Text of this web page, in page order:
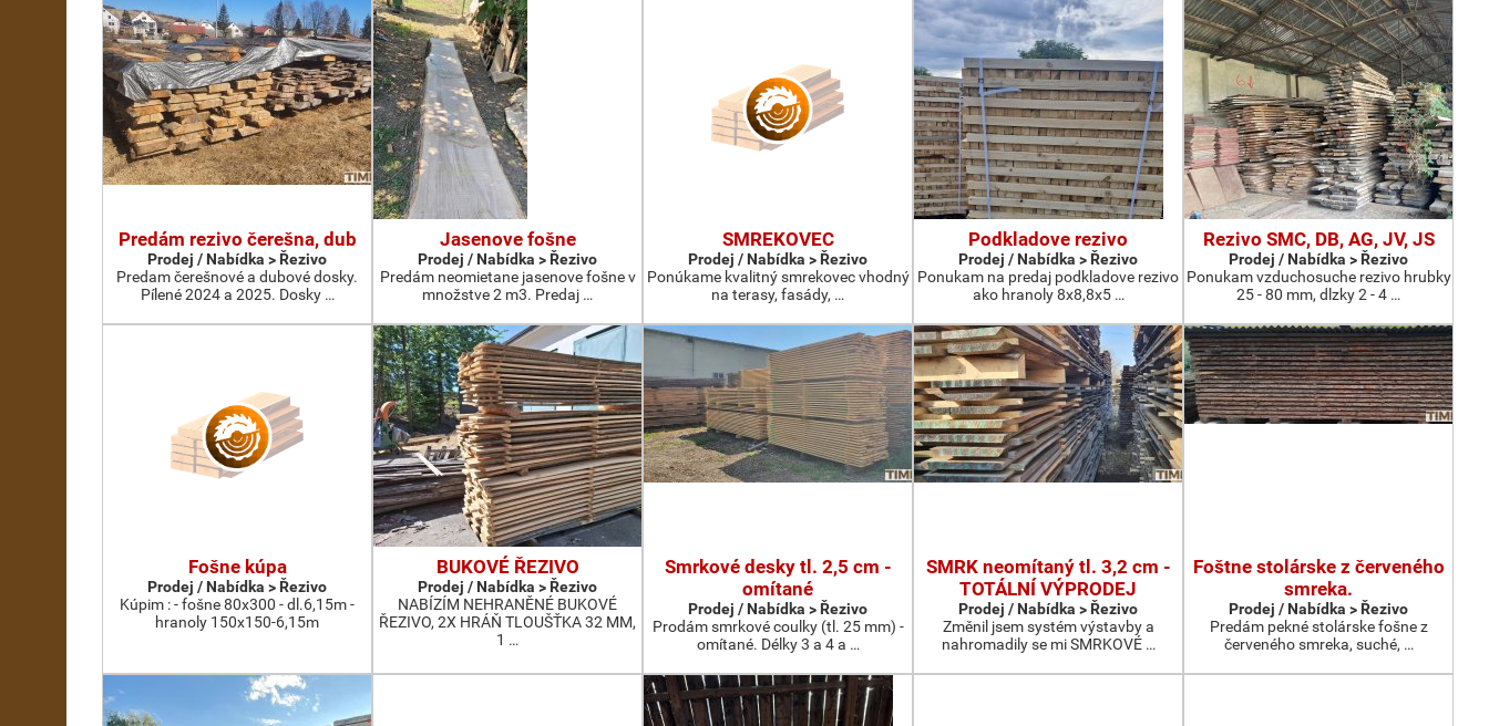
Predám rezivo čerešna, dub
Prodej / Nabídka > Řezivo
Predam čerešnové a dubové dosky.
Pílené 2024 a 2025. Dosky …
Jasenove fošne
Prodej / Nabídka > Řezivo
Predám neomietane jasenove fošne v
množstve 2 m3. Predaj …
SMREKOVEC
Prodej / Nabídka > Řezivo
Ponúkame kvalitný smrekovec vhodný
na terasy, fasády, …
Podkladove rezivo
Prodej / Nabídka > Řezivo
Ponukam na predaj podkladove rezivo
ako hranoly 8x8,8x5 …
Rezivo SMC, DB, AG, JV, JS
Prodej / Nabídka > Řezivo
Ponukam vzduchosuche rezivo hrubky
25 - 80 mm, dlzky 2 - 4 …
Fošne kúpa
Prodej / Nabídka > Řezivo
Kúpim : - fošne 80x300 - dl.6,15m -
hranoly 150x150-6,15m
BUKOVÉ ŘEZIVO
Prodej / Nabídka > Řezivo
NABÍZÍM NEHRANĚNÉ BUKOVÉ
ŘEZIVO, 2X HRÁŇ TLOUŠŤKA 32 MM,
1 …
Smrkové desky tl. 2,5 cm -
omítané
Prodej / Nabídka > Řezivo
Prodám smrkové coulky (tl. 25 mm) -
omítané. Délky 3 a 4 a …
SMRK neomítaný tl. 3,2 cm -
TOTÁLNÍ VÝPRODEJ
Prodej / Nabídka > Řezivo
Změnil jsem systém výstavby a
nahromadily se mi SMRKOVÉ …
Foštne stolárske z červeného
smreka.
Prodej / Nabídka > Řezivo
Predám pekné stolárske fošne z
červeného smreka, suché, …